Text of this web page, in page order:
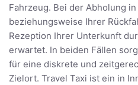
Fahrzeug. Bei der Abholung
beziehungsweise Ihrer
Rezeption Ihrer Unterkunft
erwartet. In beiden Fällen
für eine diskrete und
Zielort. Travel Taxi ist ein in